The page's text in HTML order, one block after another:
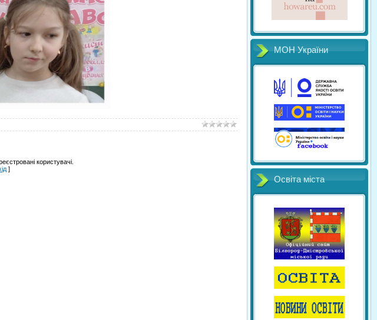
користувачі.
]
МОН України
Освіта міста